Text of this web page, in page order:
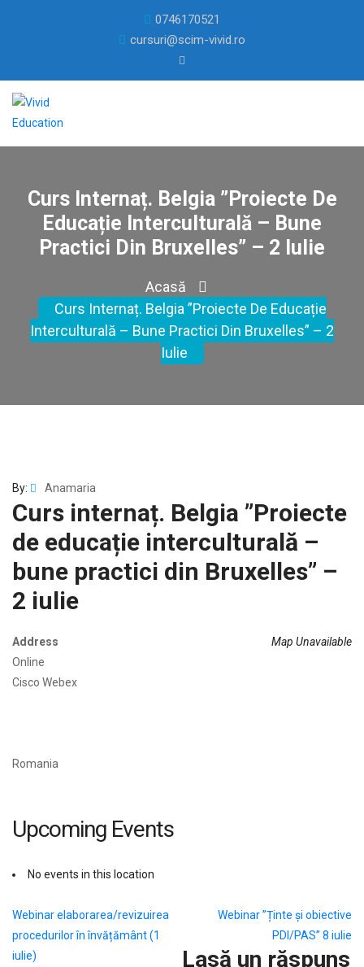
0746170521
cursuri@scim-vivid.ro
Curs Internaț. Belgia ”Proiecte De
Educație Interculturală – Bune
Practici Din Bruxelles” – 2 Iulie
Acasă
Curs Internaț. Belgia ”Proiecte De Educație
Interculturală – Bune Practici Din Bruxelles” – 2
Iulie
By: Anamaria
Curs internaț. Belgia ”Proiecte
de educație interculturală –
bune practici din Bruxelles” –
2 iulie
Map Unavailable
Address
Online
Cisco Webex
Romania
Upcoming Events
No events in this location
Navigare
în
Webinar elaborarea/revizuirea
procedurilor în învățământ (1
iulie)
Webinar ”Ținte și obiective
PDI/PAS” 8 iulie
Lasă un răspuns